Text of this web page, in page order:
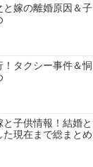
と嫁の離婚原因＆子
！タクシー事件＆恫
と子供情報！結婚と
た現在まで総まとめ